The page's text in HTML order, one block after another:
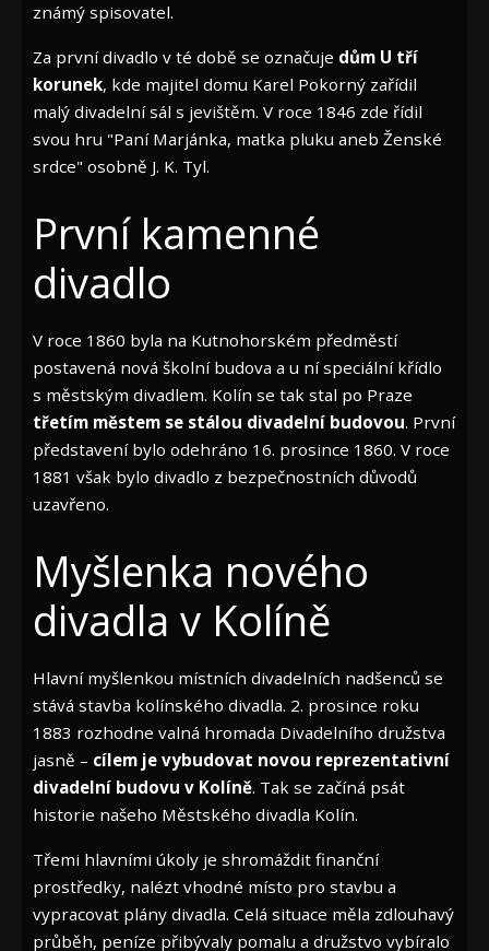
známý spisovatel.
Za první divadlo v té době se označuje dům U tří
korunek, kde majitel domu Karel Pokorný zařídil
malý divadelní sál s jevištěm. V roce 1846 zde řídil
svou hru "Paní Marjánka, matka pluku aneb Ženské
srdce" osobně J. K. Tyl.
První kamenné
divadlo
V roce 1860 byla na Kutnohorském předměstí
postavená nová školní budova a u ní speciální křídlo
s městským divadlem. Kolín se tak stal po Praze
třetím městem se stálou divadelní budovou. První
představení bylo odehráno 16. prosince 1860. V roce
1881 však bylo divadlo z bezpečnostních důvodů
uzavřeno.
Myšlenka nového
divadla v Kolíně
Hlavní myšlenkou místních divadelních nadšenců se
stává stavba kolínského divadla. 2. prosince roku
1883 rozhodne valná hromada Divadelního družstva
jasně – cílem je vybudovat novou reprezentativní
divadelní budovu v Kolíně. Tak se začíná psát
historie našeho Městského divadla Kolín.
Třemi hlavními úkoly je shromáždit finanční
prostředky, nalézt vhodné místo pro stavbu a
vypracovat plány divadla. Celá situace měla zdlouhavý
průběh, peníze přibývaly pomalu a družstvo vybíralo